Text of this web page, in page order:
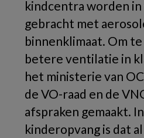
kindcentra worden in
gebracht met
binnenklimaat. Om
betere ventilatie in
het ministerie van
de VO-raad en de
afspraken gemaakt.
kinderopvang is dat